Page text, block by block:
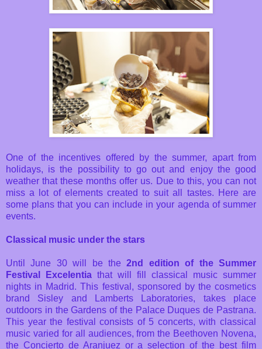
One of the incentives offered by the summer, apart from
holidays, is the possibility to go out and enjoy the good
weather that these months offer us. Due to this, you can not
miss a lot of elements created to suit all tastes. Here are
some plans that you can include in your agenda of summer
events.
Classical music under the stars
Until June 30 will be the2nd edition of the Summer
Festival Excelentia that will fill classical music summer
nights in Madrid. This festival, sponsored by the cosmetics
brand Sisley and Lamberts Laboratories, takes place
outdoors in the Gardens of the Palace Duques de Pastrana.
This year the festival consists of 5 concerts, with classical
music varied for all audiences, from the Beethoven Novena,
the Concierto de Aranjuez or a selection of the best film